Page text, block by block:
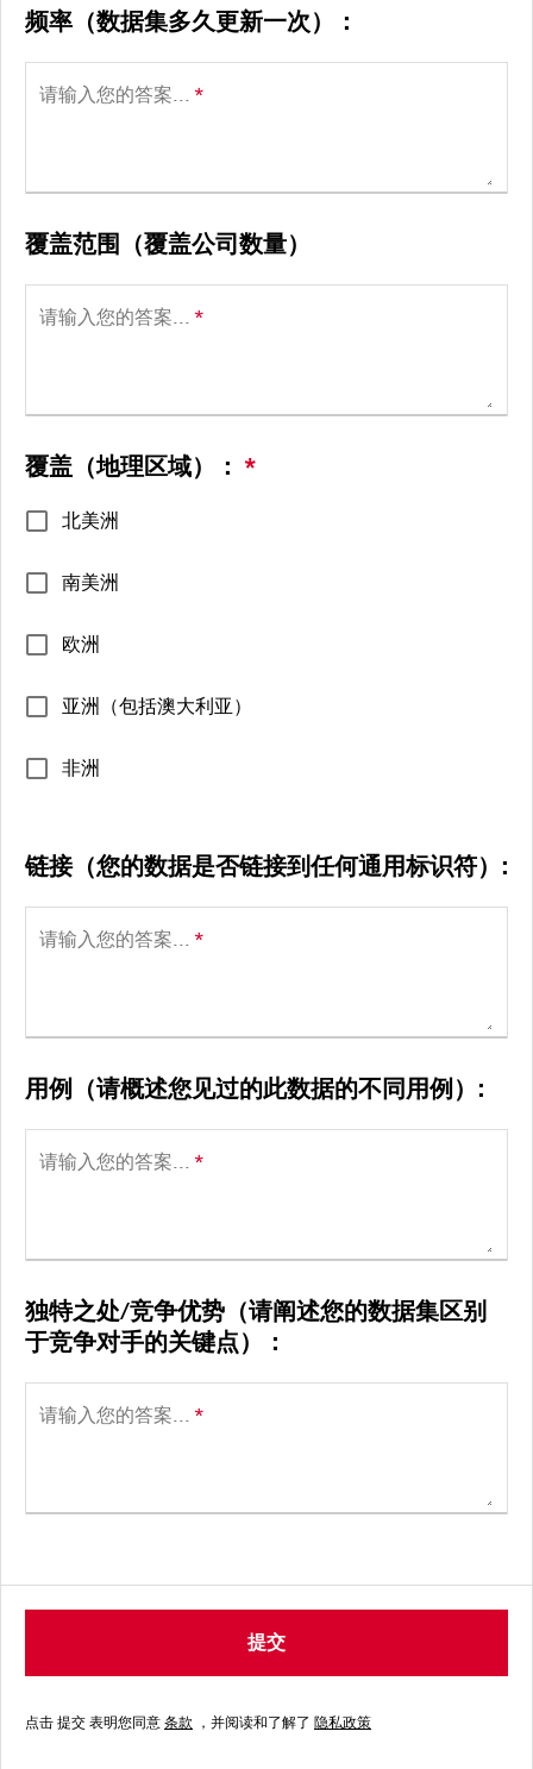
频率（数据集多久更新一次）：
请输入您的答案... *
覆盖范围（覆盖公司数量）
请输入您的答案... *
覆盖（地理区域）： *
北美洲
南美洲
欧洲
亚洲（包括澳大利亚）
非洲
链接（您的数据是否链接到任何通用标识符）:
请输入您的答案... *
用例（请概述您见过的此数据的不同用例）:
请输入您的答案... *
独特之处/竞争优势（请阐述您的数据集区别
于竞争对手的关键点）：
请输入您的答案... *
提交
点击 提交 表明您同意 条款 ，并阅读和了解了 隐私政策